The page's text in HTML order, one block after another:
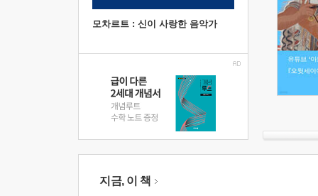
모차르트 : 신이 사랑한 음악가
지금, 이 책